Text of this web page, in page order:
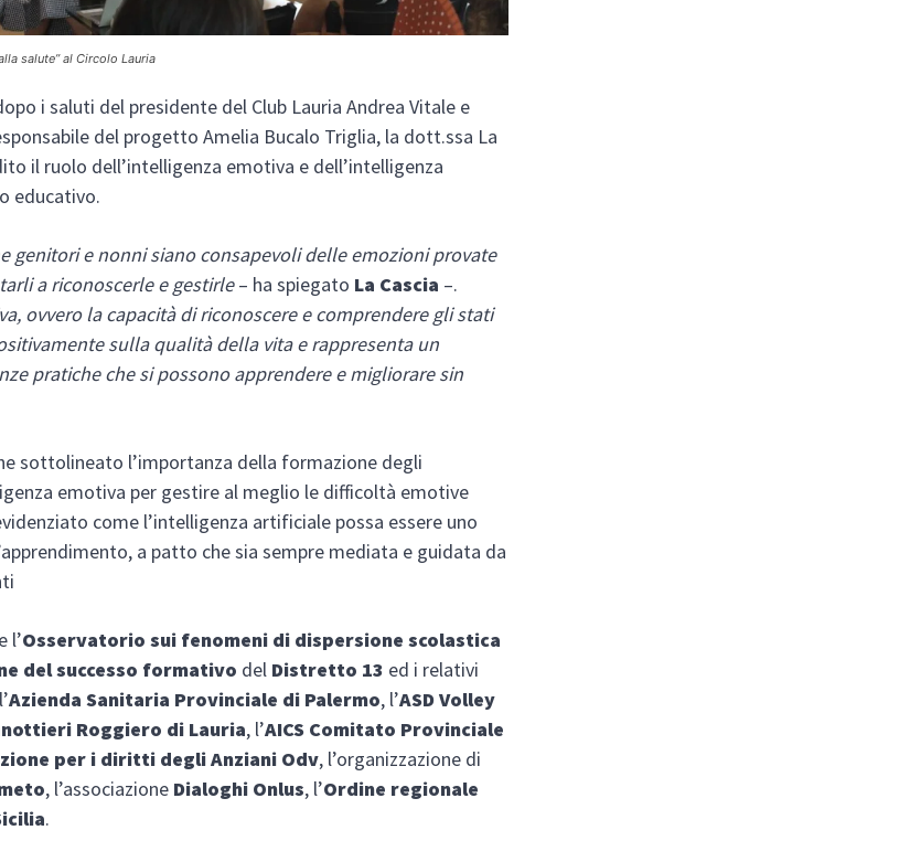
salute” al Circolo Lauria
i saluti del presidente del Club Lauria Andrea Vitale e
del progetto Amelia Bucalo Triglia, la dott.ssa La
il ruolo dell’intelligenza emotiva e dell’intelligenza
educativo.
genitori e nonni siano consapevoli delle emozioni provate
a riconoscerle e gestirle– ha spiegato La Cascia –.
ovvero la capacità di riconoscere e comprendere gli stati
sulla qualità della vita e rappresenta un
pratiche che si possono apprendere e migliorare sin
sottolineato l’importanza della formazione degli
emotiva per gestire al meglio le difficoltà emotive
come l’intelligenza artificiale possa essere uno
a patto che sia sempre mediata e guidata da
l’Osservatorio sui fenomeni di dispersione scolastica
del successo formativo del Distretto 13 ed i relativi
Azienda Sanitaria Provinciale di Palermo, l’ASD Volley
Roggiero di Lauria, l’AICS Comitato Provinciale
per i diritti degli Anziani Odv, l’organizzazione di
, l’associazione Dialoghi Onlus, l’Ordine regionale
.